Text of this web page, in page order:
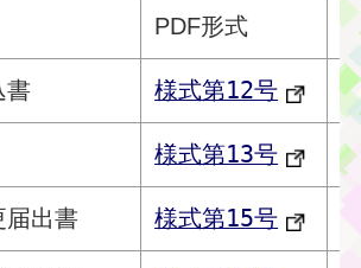
PDF形式
書 様式第12号
様式第13号
届出書 様式第15号